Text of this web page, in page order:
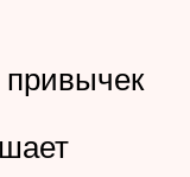
привычек